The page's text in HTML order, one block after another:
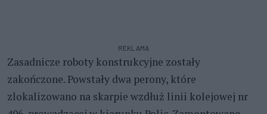
REKLAMA
Zasadnicze roboty konstrukcyjne zostały
zakończone. Powstały dwa perony, które
zlokalizowano na skarpie wzdłuż linii kolejowej nr